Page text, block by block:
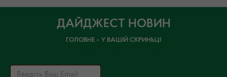
ДАЙДЖЕСТ НОВИН
ГОЛОВНЕ – У ВАШІЙ СКРИНЬЦІ